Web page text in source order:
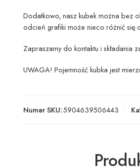
Dodatkowo, nasz kubek można bez
odcień grafiki może nieco różnić się
Zapraszamy do kontaktu i składania
UWAGA! Pojemność kubka jest
Numer SKU:5904639506443